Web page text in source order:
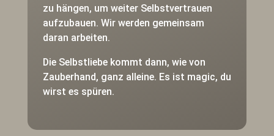
zu hängen, um weiter Selbstvertrauen
aufzubauen. Wir werden gemeinsam
daran arbeiten.
Die Selbstliebe kommt dann, wie von
Zauberhand, ganz alleine. Es ist magic, du
wirst es spüren.